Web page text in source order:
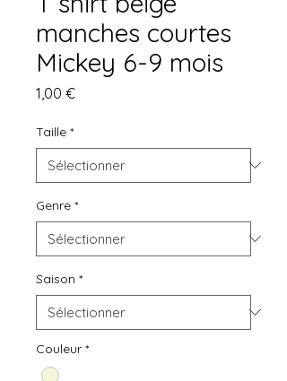
manches courtes
Mickey 6-9 mois
1,00 €Prix
Taille *
Genre *
Saison *
Couleur *